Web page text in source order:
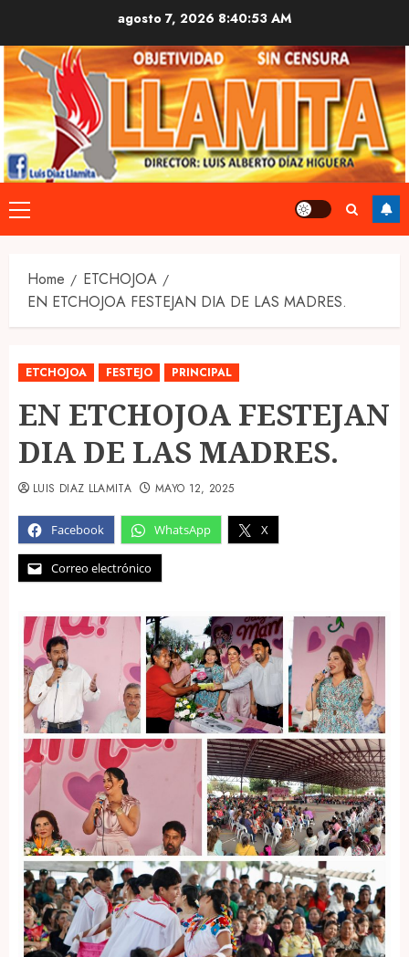
content
agosto 7, 2026 8:40:53 AM
Primary
Menu
Home
ETCHOJOA
EN ETCHOJOA FESTEJAN DIA DE LAS MADRES.
ETCHOJOA FESTEJO PRINCIPAL
EN ETCHOJOA FESTEJAN
DIA DE LAS MADRES.
Facebook WhatsApp X
Correo electrónico
LUIS DIAZ LLAMITA MAYO 12, 2025